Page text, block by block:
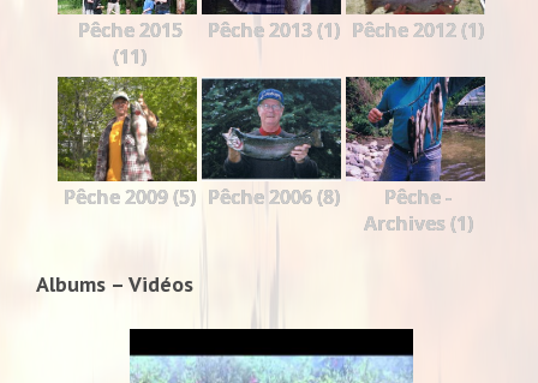
Pêche 2015
(11)
Pêche 2013 (1) Pêche 2012 (1)
Pêche 2009 (5) Pêche 2006 (8)
Pêche -
Archives (1)
Albums – Vidéos